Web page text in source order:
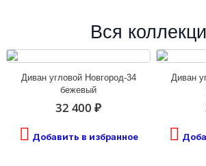
Вся
Диван угловой Новгород-34
бежевый
32 400 ₽
Добавить в избранное
Диван